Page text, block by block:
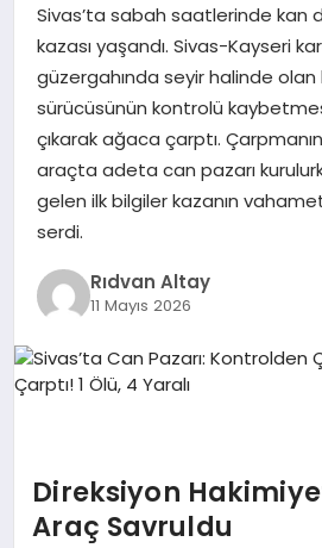
SIYASET
DIĞER
Sivas’ta sabah saatlerinde kan
kazası yaşandı. Sivas-Kayseri
güzergahında seyir halinde
sürücüsünün kontrolü
çıkarak ağaca çarptı.
araçta adeta can pazarı
gelen ilk bilgiler kazanın
serdi.
Rıdvan Altay
11 Mayıs 2026
Direksiyon
Araç Savruldu